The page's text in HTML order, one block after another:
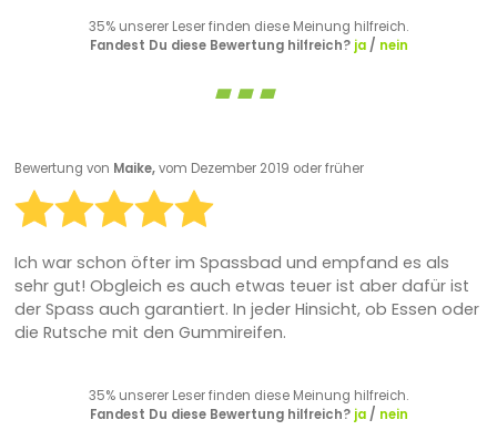
35% unserer Leser finden diese Meinung hilfreich.
Fandest Du diese Bewertung hilfreich? ja/ nein
Bewertung von Maike,vom Dezember 2019 oder früher
Ich war schon öfter im Spassbad und empfand es als
sehr gut! Obgleich es auch etwas teuer ist aber dafür ist
der Spass auch garantiert. In jeder Hinsicht, ob Essen oder
die Rutsche mit den Gummireifen.
35% unserer Leser finden diese Meinung hilfreich.
Fandest Du diese Bewertung hilfreich? ja/ nein